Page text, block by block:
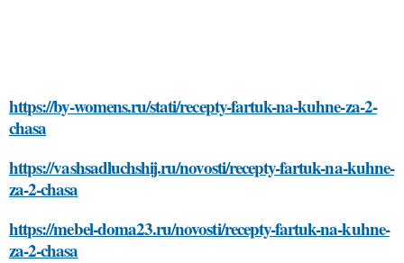
https://by-womens.ru/stati/recepty-fartuk-na-kuhne-za-2-
chasa
https://vashsadluchshij.ru/novosti/recepty-fartuk-na-kuhne-
za-2-chasa
https://mebel-doma23.ru/novosti/recepty-fartuk-na-kuhne-
za-2-chasa